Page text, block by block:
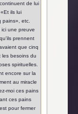
de lui
ils lui
pains», etc.
une preuve
prennent
que cinq
les besoins du
spirituelles.
encore sur la
au miracle
moi ces pains
ces pains
pour fermer